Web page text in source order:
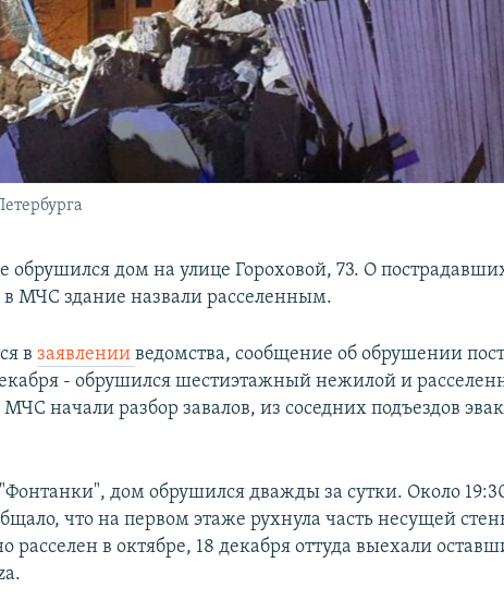
обрушился дом на улице Гороховой, 73. О
в МЧС здание назвали расселенным.
взаявленииведомства, сообщение об обрушении
- обрушился шестиэтажный нежилой и
начали разбор завалов, из соседних подъездов
"Фонтанки", дом обрушился дважды за сутки. Около
что на первом этаже рухнула часть несущей
расселен в октябре, 18 декабря оттуда выехали